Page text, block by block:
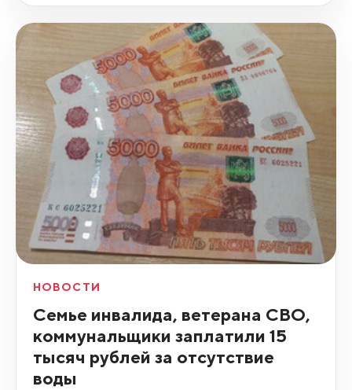
НОВОСТИ
Семье инвалида, ветерана СВО,
коммунальщики заплатили 15
тысяч рублей за отсутствие
воды